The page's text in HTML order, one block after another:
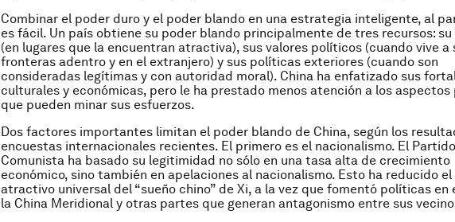
Combinar el poder duro y el poder blando en una estrategia inteligente, al
es fácil. Un país obtiene su poder blando principalmente de tres recursos:
(en lugares que la encuentran atractiva), sus valores políticos (cuando vive a
fronteras adentro y en el extranjero) y sus políticas exteriores (cuando son
consideradas legítimas y con autoridad moral). China ha enfatizado sus
culturales y económicas, pero le ha prestado menos atención a los
que pueden minar sus esfuerzos.
Dos factores importantes limitan el poder blando de China, según los
encuestas internacionales recientes. El primero es el nacionalismo. El Partido
Comunista ha basado su legitimidad no sólo en una tasa alta de crecimiento
económico, sino también en apelaciones al nacionalismo. Esto ha reducido el
atractivo universal del “sueño chino” de Xi, a la vez que fomentó políticas en
la China Meridional y otras partes que generan antagonismo entre sus